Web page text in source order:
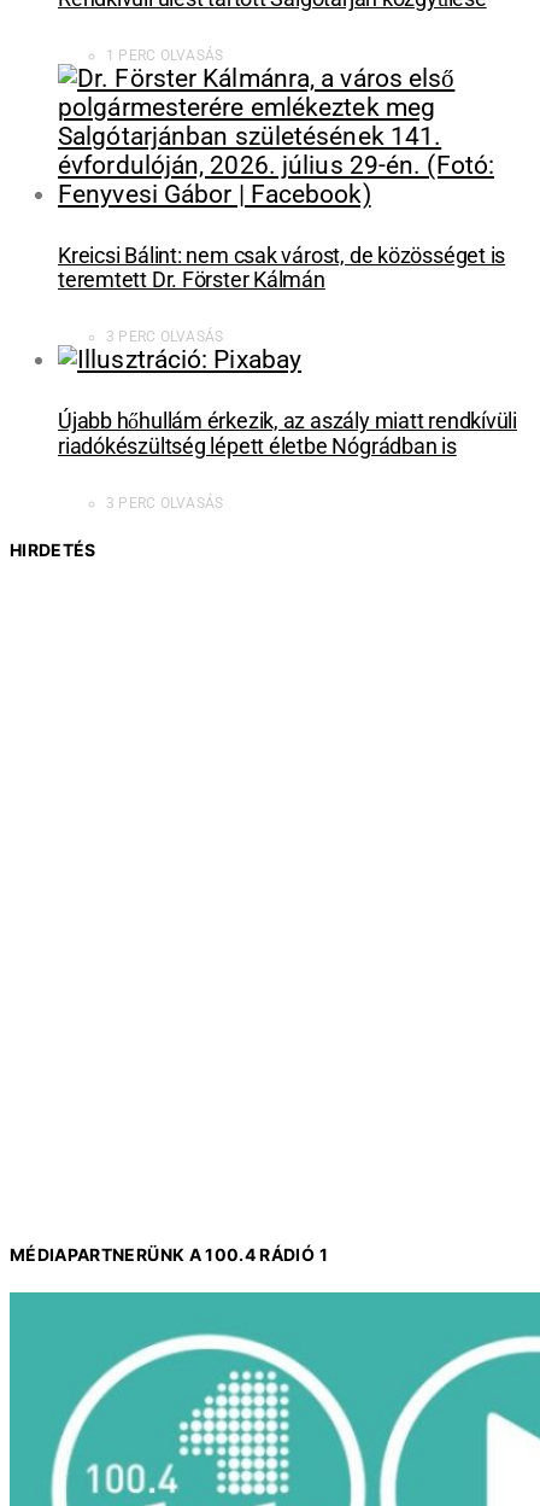
1 PERC OLVASÁS
Kreicsi Bálint: nem csak várost, de közösséget is
teremtett Dr. Förster Kálmán
3 PERC OLVASÁS
Újabb hőhullám érkezik, az aszály miatt rendkívüli
riadókészültség lépett életbe Nógrádban is
3 PERC OLVASÁS
HIRDETÉS
MÉDIAPARTNERÜNK A 100.4 RÁDIÓ 1